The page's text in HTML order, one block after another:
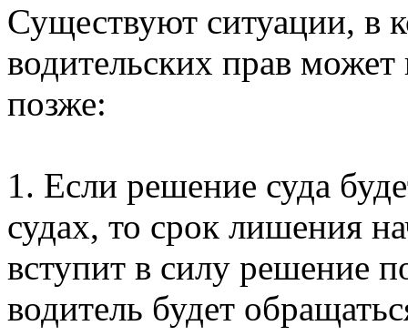
Существуют ситуации, в
водительских прав может
позже:
1. Если решение суда
судах, то срок лишения
вступит в силу решение
водитель будет